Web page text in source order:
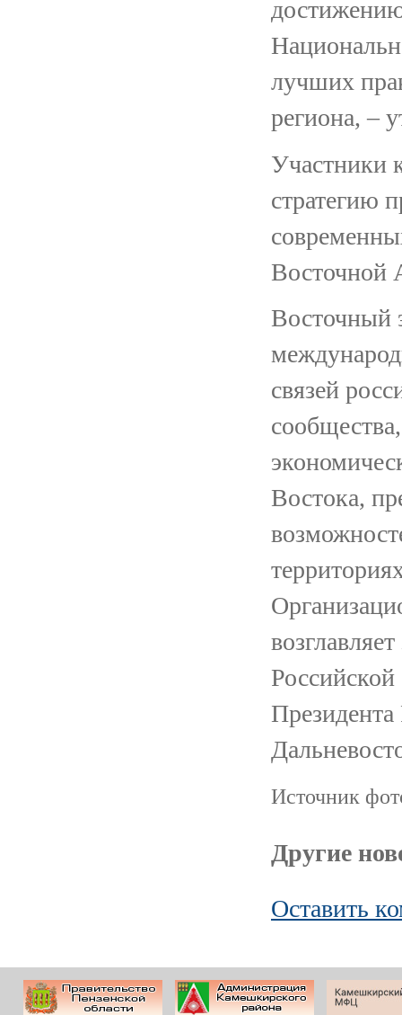
лучших
региона, –
Участники
стратегию
Восточной
Восточный
связей
Востока,
Источник
Другие
Оставить